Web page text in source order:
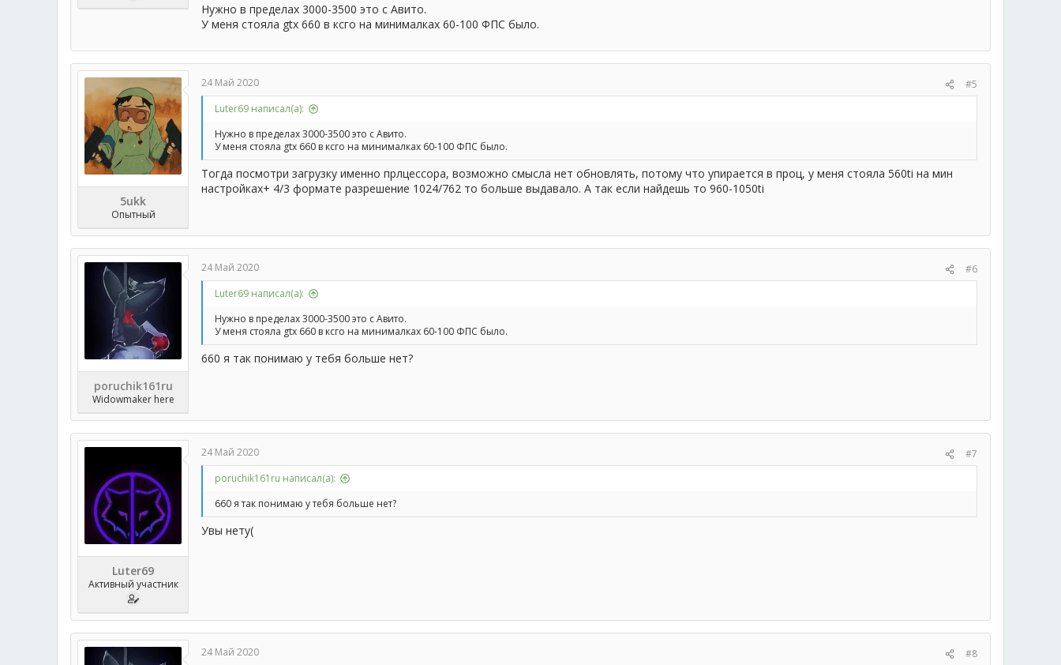
Нужно в пределах 3000-3500 это с Авито.
У меня стояла gtx 660 в ксго на минималках 60-100 ФПС было.
5ukk
Опытный
24 Май 2020
#5
Luter69 написал(а):
Нужно в пределах 3000-3500 это с Авито.
У меня стояла gtx 660 в ксго на минималках 60-100 ФПС было.
Тогда посмотри загрузку именно прлцессора, возможно смысла нет обновлять, потому что упирается в проц, у меня стояла 560ti на мин
настройках+ 4/3 формате разрешение 1024/762 то больше выдавало. А так если найдешь то 960-1050ti
poruchik161ru
Widowmaker here
24 Май 2020
#6
Luter69 написал(а):
Нужно в пределах 3000-3500 это с Авито.
У меня стояла gtx 660 в ксго на минималках 60-100 ФПС было.
660 я так понимаю у тебя больше нет?
Luter69
Активный участник
24 Май 2020
#7
poruchik161ru написал(а):
660 я так понимаю у тебя больше нет?
Увы нету(
24 Май 2020
#8